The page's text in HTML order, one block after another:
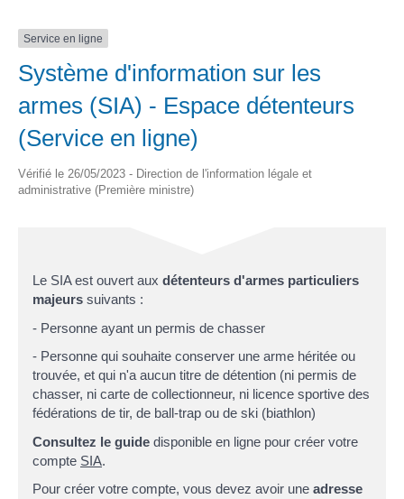
Service en ligne
Système d'information sur les
armes (SIA) - Espace détenteurs
(Service en ligne)
Vérifié le 26/05/2023 - Direction de l'information légale et
administrative (Première ministre)
Le SIA est ouvert aux détenteurs d'armes particuliers
majeurs suivants :
- Personne ayant un permis de chasser
- Personne qui souhaite conserver une arme héritée ou
trouvée, et qui n'a aucun titre de détention (ni permis de
chasser, ni carte de collectionneur, ni licence sportive des
fédérations de tir, de ball-trap ou de ski (biathlon)
Consultez le guide disponible en ligne pour créer votre
compte SIA.
Pour créer votre compte, vous devez avoir une adresse